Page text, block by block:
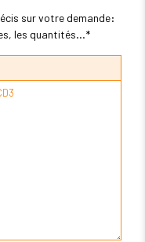
sur votre demande:
les quantités...*